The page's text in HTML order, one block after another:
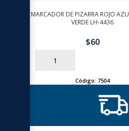
MARCADOR DE PIZARRA ROJO
VERDE LH-4436
$60
AÑADIR
Código: 7504